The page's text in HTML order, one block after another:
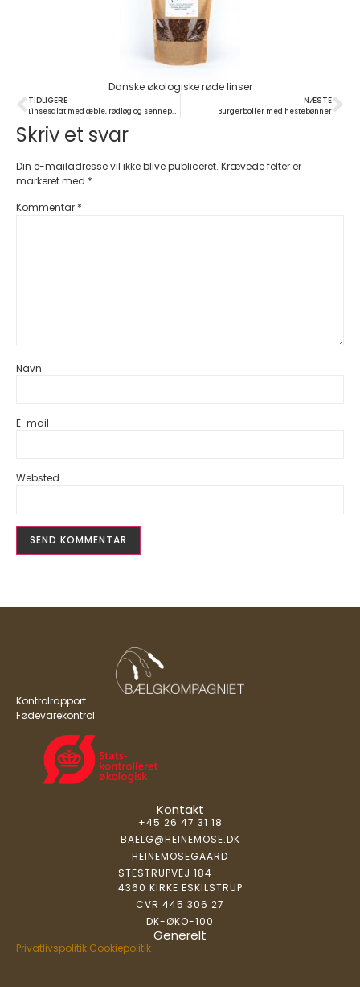
Danske økologiske røde linser
TIDLIGERE
Linsesalat med æble, rødløg og sennepsvinaigrette
NÆSTE
Burgerboller med hestebønner
Skriv et svar
Din e-mailadresse vil ikke blive publiceret. Krævede felter er
markeret med *
Kommentar *
Navn
E-mail
Websted
Kontrolrapport
Fødevarekontrol
Kontakt
+45 26 47 31 18
BAELG@HEINEMOSE.DK
HEINEMOSEGAARD
STESTRUPVEJ 184
4360 KIRKE ESKILSTRUP
CVR 445 306 27
DK-ØKO-100
Generelt
Privatlivspolitik Cookiepolitik